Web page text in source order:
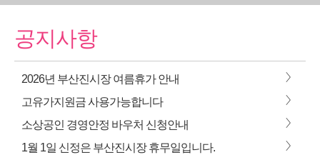
공지사항
2026년 부산진시장 여름휴가 안내 >
고유가지원금 사용가능합니다 >
소상공인 경영안정 바우처 신청안내 >
1월 1일 신정은 부산진시장 휴무일입니다. >